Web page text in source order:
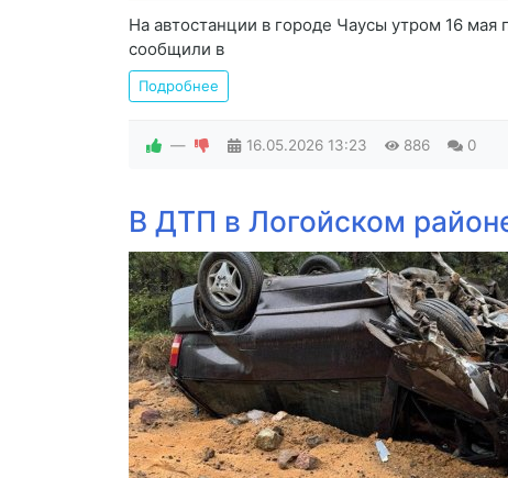
На автостанции в городе Чаусы утром 16
сообщили в
Подробнее
— 16.05.2026 13:23 886 0
В ДТП в Логойском